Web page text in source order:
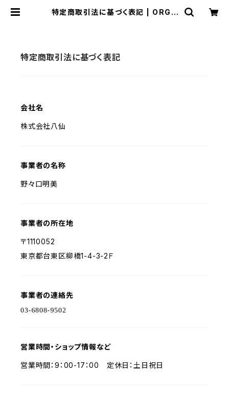
特定商取引法に基づく表記 | ORGA
特定商取引法に基づく表記
会社名
株式会社八仙
事業者の名称
野々口明美
事業者の所在地
〒1110052
東京都台東区柳橋1-4-3-2Ｆ
事業者の連絡先
営業時間・ショップ情報など
営業時間：9：00-17：00 定休日：土日祝日